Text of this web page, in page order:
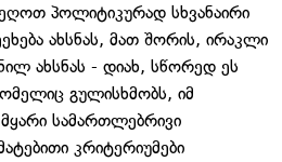
პოლიტიკურად სხვანაირი
ახსნას, მათ შორის, ირაკლი
ახსნას - დიახ, სწორედ ეს
გულისხმობს, იმ
სამართლებრივი
კრიტერიუმები